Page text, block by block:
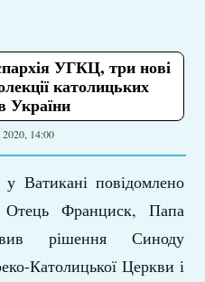
УГКЦ, три нові
католицьких
України
2020, 14:00
Ватикані повідомлено
Франциск, Папа
рішення Синоду
Католицької Церкви і